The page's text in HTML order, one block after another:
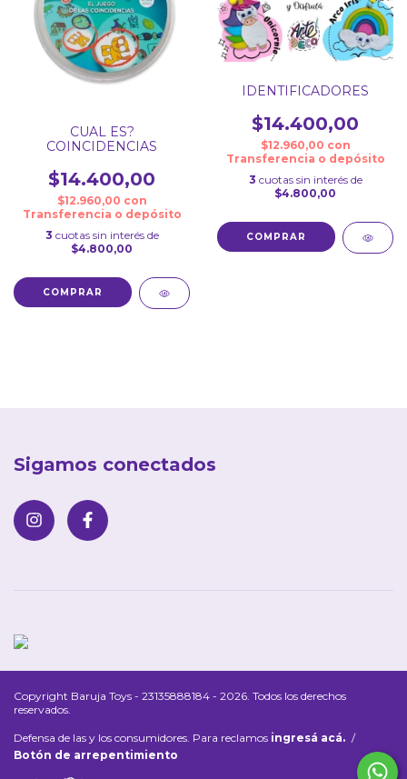
CUAL ES?
COINCIDENCIAS
$14.400,00
$12.960,00 con
Transferencia o depósito
3 cuotas sin interés de
$4.800,00
IDENTIFICADORES
$14.400,00
$12.960,00 con
Transferencia o depósito
3 cuotas sin interés de
$4.800,00
COMPRAR
Sigamos conectados
Copyright Baruja Toys - 23135888184 - 2026. Todos los derechos
reservados.
Defensa de las y los consumidores. Para reclamos ingresá acá. /
Botón de arrepentimiento